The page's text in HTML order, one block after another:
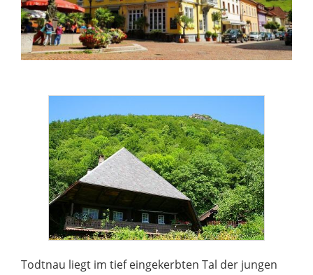
Todtnau liegt im tief eingekerbten Tal der jungen